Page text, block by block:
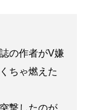
の作者がV嫌
ちゃ燃えた
撃したのが